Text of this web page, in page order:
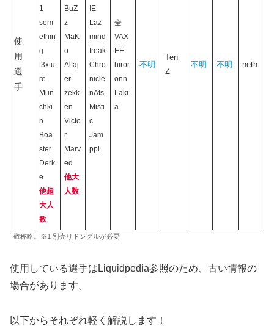
使
用
選
手
1
som
ethin
g
t3xtu
re
Mun
chki
n
Boa
ster
Derk
e
他超
大人
数
BuZ
z
MaK
o
Alfaj
er
zekk
en
Victo
r
Marv
ed
他大
人数
IE
Laz
mind
freak
Chro
nicle
nAts
Misti
c
Jam
ppi
全
VAX
EE
hiror
onn
Laki
a
不明
Ten
Z
不明 不明 neth
敬称略。※1 別売りドングルが必要
使用している選手はLiquidpedia参照のため、古い情報の
場合があります。
以下からそれぞれ軽く解説します！